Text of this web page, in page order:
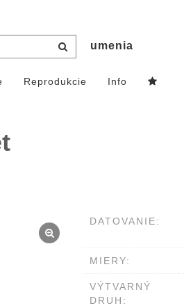
umenia
Reprodukcie Info
DATOVANIE:
MIERY:
VÝTVARNÝ
DRUH: